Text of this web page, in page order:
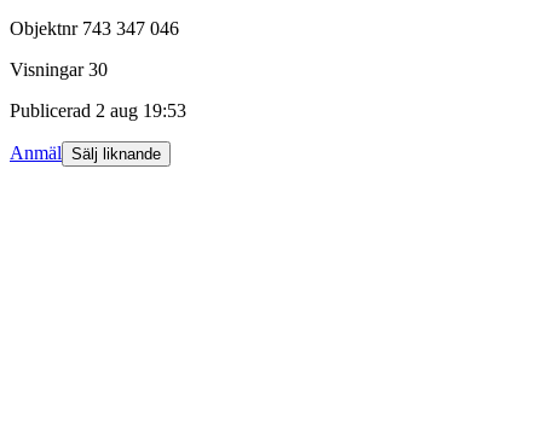
Objektnr 743 347 046
Visningar 30
Publicerad 2 aug 19:53
Anmäl Sälj liknande